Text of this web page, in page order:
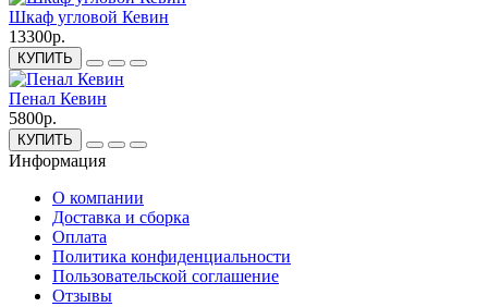
Шкаф угловой Кевин
13300р.
КУПИТЬ
Пенал Кевин
5800р.
КУПИТЬ
Информация
О компании
Доставка и сборка
Оплата
Политика конфиденциальности
Пользовательской соглашение
Отзывы